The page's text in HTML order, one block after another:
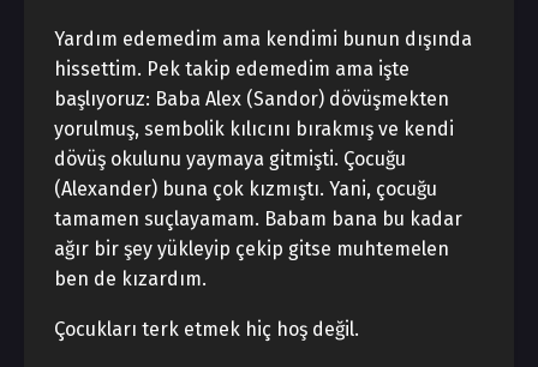
Yardım edemedim ama kendimi bunun dışında
hissettim. Pek takip edemedim ama işte
başlıyoruz: Baba Alex (Sandor) dövüşmekten
yorulmuş, sembolik kılıcını bırakmış ve kendi
dövüş okulunu yaymaya gitmişti. Çocuğu
(Alexander) buna çok kızmıştı. Yani, çocuğu
tamamen suçlayamam. Babam bana bu kadar
ağır bir şey yükleyip çekip gitse muhtemelen
ben de kızardım.
Çocukları terk etmek hiç hoş değil.